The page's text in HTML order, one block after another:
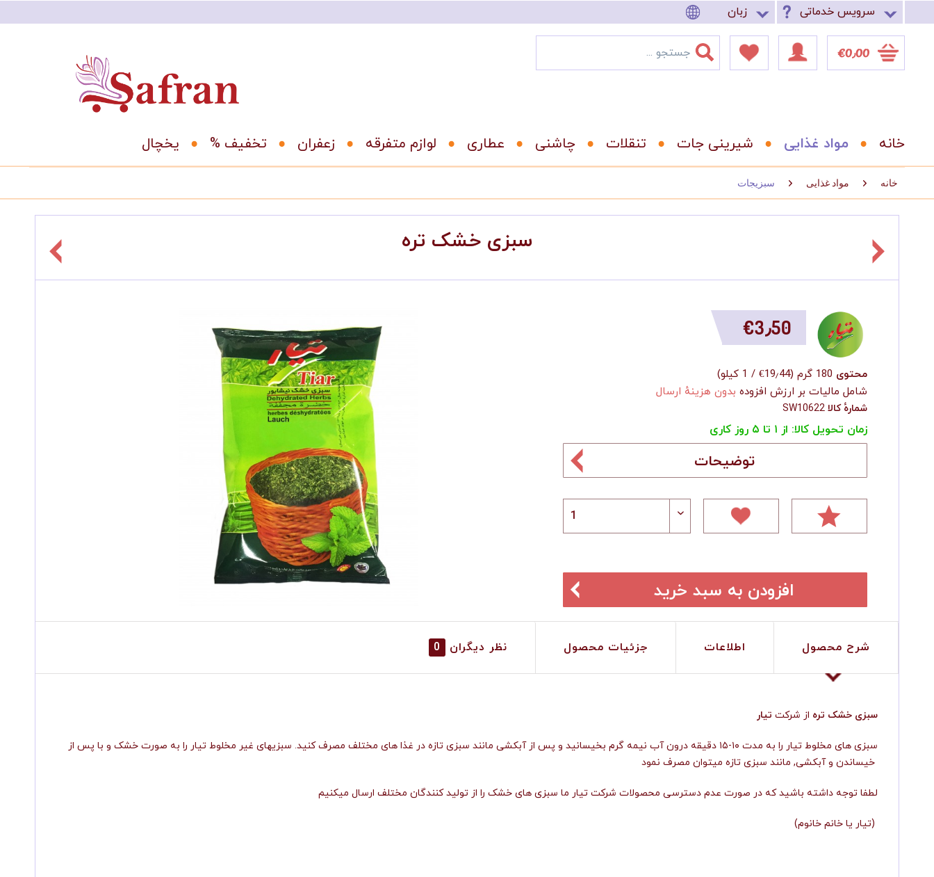
سرویس خدماتی زبان
‎€0٫00
خانه مواد غذایی شیرینی جات تنقلات عطاری لوازم متفرقه زعفران % تخفیف یخچال
خانه مواد غذایی سبزیجات
سبزی خشک تره
‎€3٫50
محتوی 180 گرم (‎€19٫44 / 1 کیلو
)
شامل مالیات بر ارزش افزوده بدون هزینهٔ ارسال
شمارهٔ کالا SW10622
زمان تحویل کالا: از ۱ تا ۵ روز کاری
توضیحات
افزودن به سبد خرید
شرح محصول اطلاعات جزئیات محصول نظر دیگران 0
سبزی خشک تره از شرکت تیار
سبزی های مخلوط تیار را به مدت ۱۰-۱۵ دقیقه درون آب نیمه گرم بخیسانید و پس از آبکشی مانند سبزی تازه در غذا های مختلف مصرف کنید. سبزیهای غیر مخلوط تیار را به صورت خشک و با پس از
لطفا توجه داشته باشید که در صورت عدم دسترسی محصولات شرکت تیار ما سبزی های خشک را از تولید کنندگان مختلف ارسال میکنیم
(تیار یا خانم خانوم)